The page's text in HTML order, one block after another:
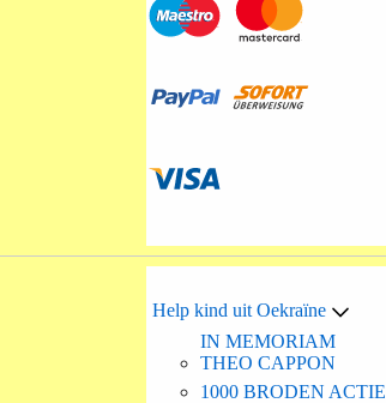
Help kind uit Oekraïne
IN MEMORIAM
THEO CAPPON
1000 BRODEN ACTIE